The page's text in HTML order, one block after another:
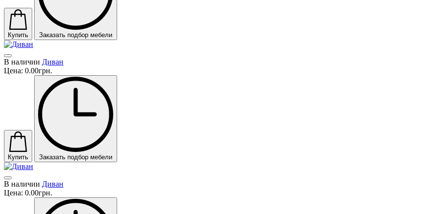
Купить Заказать подбор мебели
В наличии Диван
Цена: 0.00грн.
Купить Заказать подбор мебели
В наличии Диван
Цена: 0.00грн.